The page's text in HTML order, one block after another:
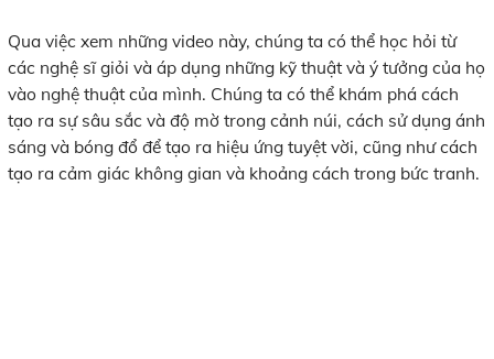
Qua việc xem những video này, chúng ta có thể học hỏi từ
các nghệ sĩ giỏi và áp dụng những kỹ thuật và ý tưởng của họ
vào nghệ thuật của mình. Chúng ta có thể khám phá cách
tạo ra sự sâu sắc và độ mờ trong cảnh núi, cách sử dụng ánh
sáng và bóng đổ để tạo ra hiệu ứng tuyệt vời, cũng như cách
tạo ra cảm giác không gian và khoảng cách trong bức tranh.